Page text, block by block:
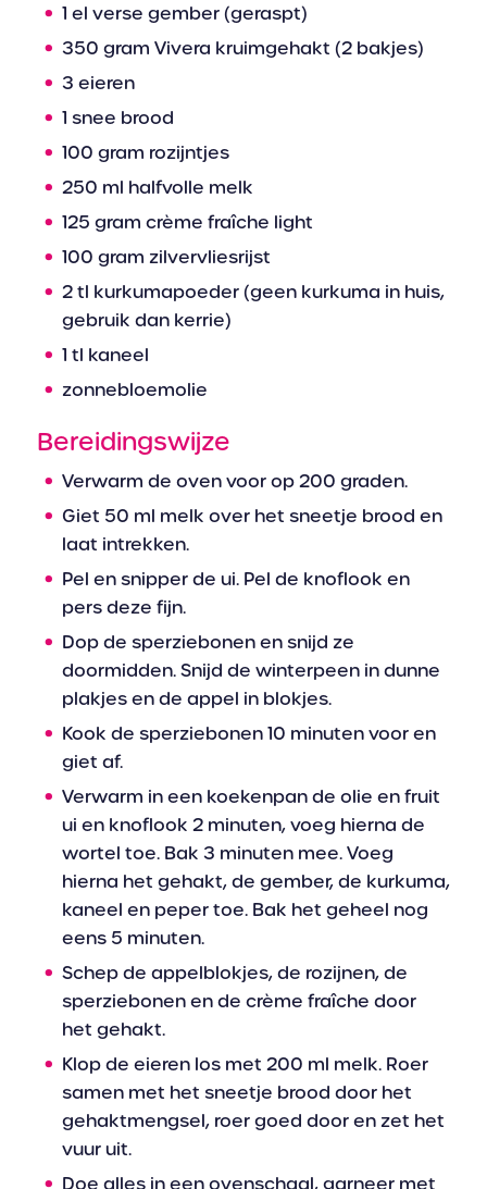
1 el verse gember (geraspt)
350 gram Vivera kruimgehakt (2 bakjes)
3 eieren
1 snee brood
100 gram rozijntjes
250 ml halfvolle melk
125 gram crème fraîche light
100 gram zilvervliesrijst
2 tl kurkumapoeder (geen kurkuma in huis,
gebruik dan kerrie)
1 tl kaneel
zonnebloemolie
Bereidingswijze
Verwarm de oven voor op 200 graden.
Giet 50 ml melk over het sneetje brood en
laat intrekken.
Pel en snipper de ui. Pel de knoflook en
pers deze fijn.
Dop de sperziebonen en snijd ze
doormidden. Snijd de winterpeen in dunne
plakjes en de appel in blokjes.
Kook de sperziebonen 10 minuten voor en
giet af.
Verwarm in een koekenpan de olie en fruit
ui en knoflook 2 minuten, voeg hierna de
wortel toe. Bak 3 minuten mee. Voeg
hierna het gehakt, de gember, de kurkuma,
kaneel en peper toe. Bak het geheel nog
eens 5 minuten.
Schep de appelblokjes, de rozijnen, de
sperziebonen en de crème fraîche door
het gehakt.
Klop de eieren los met 200 ml melk. Roer
samen met het sneetje brood door het
gehaktmengsel, roer goed door en zet het
vuur uit.